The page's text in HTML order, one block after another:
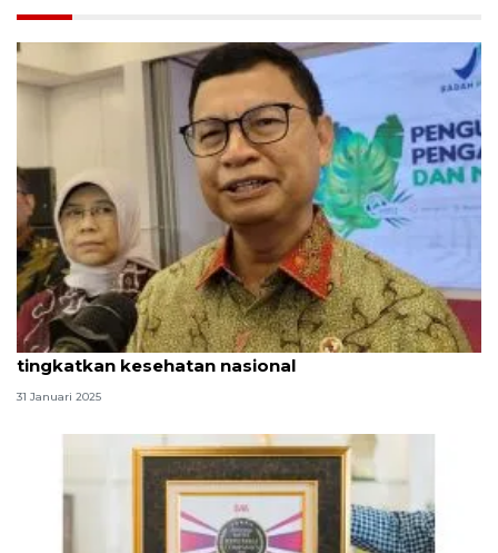
HUT ke-24 BPOM momen kuatkan reputasi
tingkatkan kesehatan nasional
31 Januari 2025